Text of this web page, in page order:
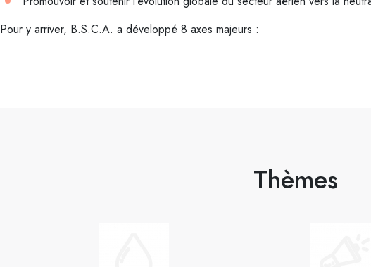
Pour y arriver, B.S.C.A. a développé 8 axes majeurs :
Thèmes